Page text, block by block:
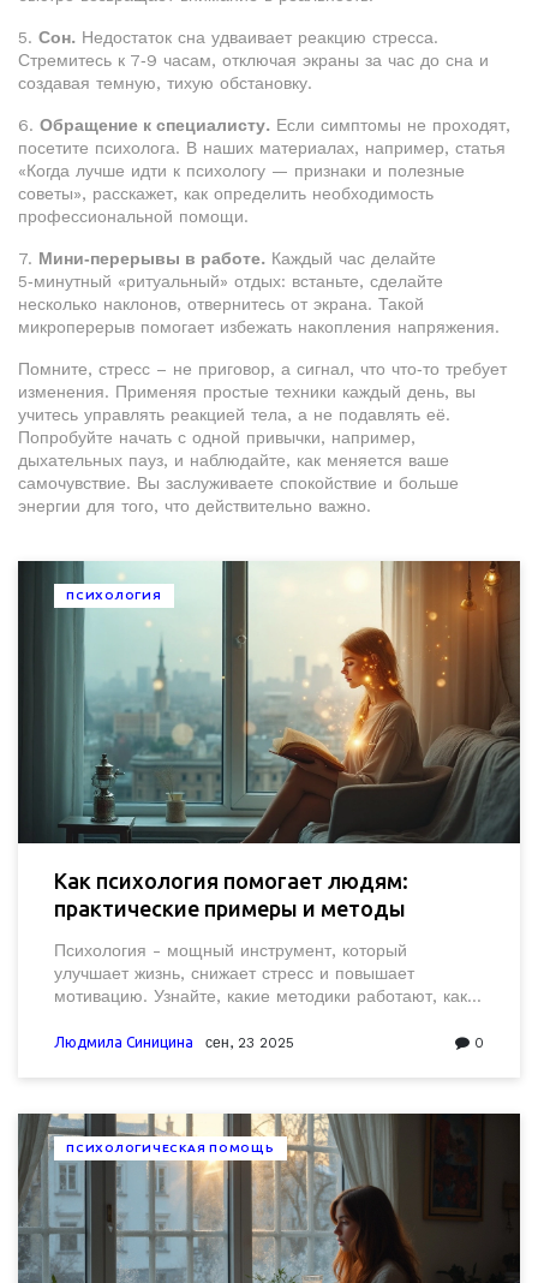
5. Сон. Недостаток сна удваивает реакцию стресса.
Стремитесь к 7‑9 часам, отключая экраны за час до сна и
создавая темную, тихую обстановку.
6. Обращение к специалисту. Если симптомы не проходят,
посетите психолога. В наших материалах, например, статья
«Когда лучше идти к психологу — признаки и полезные
советы», расскажет, как определить необходимость
профессиональной помощи.
7. Мини‑перерывы в работе. Каждый час делайте
5‑минутный «ритуальный» отдых: встаньте, сделайте
несколько наклонов, отвернитесь от экрана. Такой
микроперерыв помогает избежать накопления напряжения.
Помните, стресс – не приговор, а сигнал, что что‑то требует
изменения. Применяя простые техники каждый день, вы
учитесь управлять реакцией тела, а не подавлять её.
Попробуйте начать с одной привычки, например,
дыхательных пауз, и наблюдайте, как меняется ваше
самочувствие. Вы заслуживаете спокойствие и больше
энергии для того, что действительно важно.
ПСИХОЛОГИЯ
Как психология помогает людям:
практические примеры и методы
Психология - мощный инструмент, который
улучшает жизнь, снижает стресс и повышает
мотивацию. Узнайте, какие методики работают, как
применять их каждый день.
Людмила Синицина сен, 23 2025 0
ПСИХОЛОГИЧЕСКАЯ ПОМОЩЬ